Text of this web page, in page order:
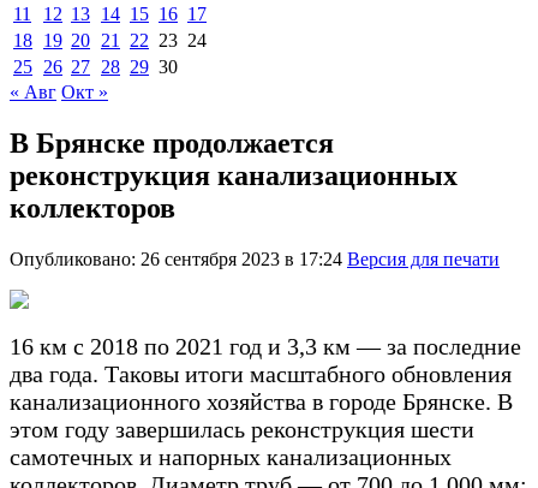
11
12 13 14 15 16 17
18 19 20 21 22 23 24
25 26 27 28 29 30
« Авг Окт »
В Брянске продолжается
реконструкция канализационных
коллекторов
Опубликовано: 26 сентября 2023 в 17:24 Версия для печати
16 км с 2018 по 2021 год и 3,3 км — за последние
два года. Таковы итоги масштабного обновления
канализационного хозяйства в городе Брянске. В
этом году завершилась реконструкция шести
самотечных и напорных канализационных